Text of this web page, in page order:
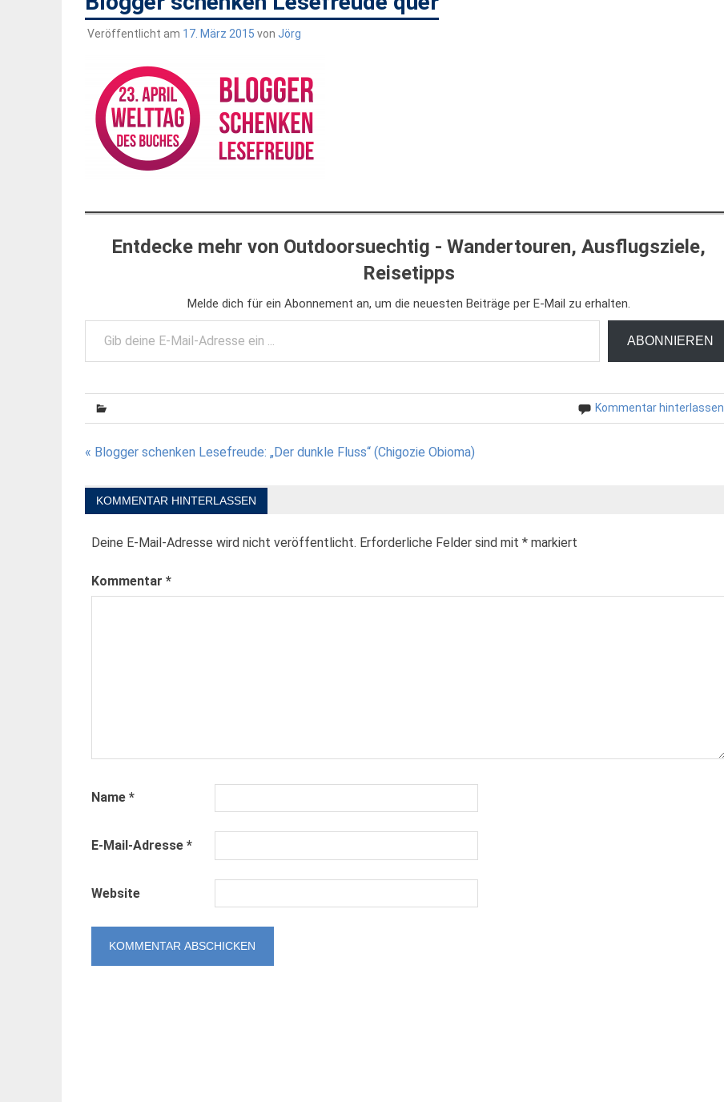
Veröffentlicht am 17. März 2015 von Jörg
Entdecke mehr von Outdoorsuechtig - Wandertouren, Ausflugsziele,
Reisetipps
Melde dich für ein Abonnement an, um die neuesten Beiträge per E-Mail zu erhalten.
Gib deine E-Mail-Adresse ein ...
ABONNIEREN
Kommentar hinterlassen
Beitragsnavigation
« Blogger schenken Lesefreude: „Der dunkle Fluss“ (Chigozie Obioma)
KOMMENTAR HINTERLASSEN
Deine E-Mail-Adresse wird nicht veröffentlicht. Erforderliche Felder sind mit *markiert
Kommentar *
Name *
E-Mail-Adresse *
Website